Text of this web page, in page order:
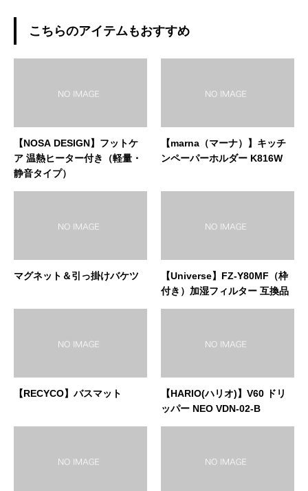
こちらのアイテムもおすすめ
【NOSA DESIGN】フットケ
ア 温熱ヒーター付き（軽量・
静音タイプ）
【marna（マーナ）】キッチ
ンペーパーホルダー K816W
マグネット＆引っ掛けバケツ
【Universe】FZ-Y80MF（枠
付き）加湿フィルター 互換品
【RECYCO】バスマット
【HARIO(ハリオ)】V60 ドリ
ッパー NEO VDN-02-B